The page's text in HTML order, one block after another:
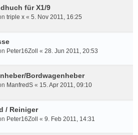
für X1/9
triple x « 5. Nov 2011, 16:25
Peter16Zoll « 28. Jun 2011, 20:53
Bordwagenheber
ManfredS « 15. Apr 2011, 09:10
/ Reiniger
Peter16Zoll « 9. Feb 2011, 14:31